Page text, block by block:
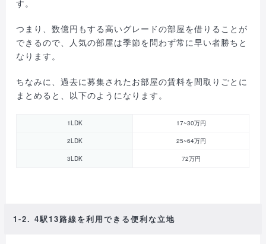
す。
つまり、数億円もする高いグレードの部屋を借りることが
できるので、人気の部屋は季節を問わず常に早い者勝ちと
なります。
ちなみに、過去に募集されたお部屋の賃料を間取りごとに
まとめると、以下のようになります。
1LDK 17~30万円
2LDK 25~64万円
3LDK 72万円
1-2. 4駅13路線を利用できる便利な立地